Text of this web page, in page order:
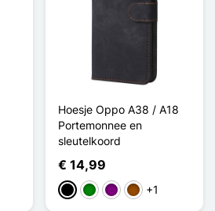
Hoesje Oppo A38 / A18
Portemonnee en
sleutelkoord
€ 14,99
ZwartGroenPurperBruin+1